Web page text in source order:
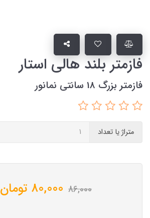
فازمتر بلند هالی استار
فازمتر بزرگ 18 سانتی نمانور
متراژ یا تعداد
86,000
80,000 تومان